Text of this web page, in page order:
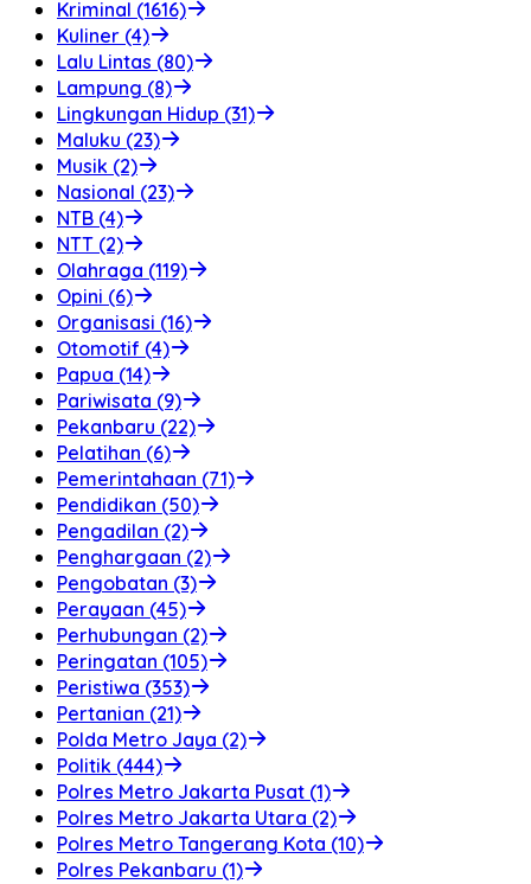
Kriminal (1616)
Kuliner (4)
Lalu Lintas (80)
Lampung (8)
Lingkungan Hidup (31)
Maluku (23)
Musik (2)
Nasional (23)
NTB (4)
NTT (2)
Olahraga (119)
Opini (6)
Organisasi (16)
Otomotif (4)
Papua (14)
Pariwisata (9)
Pekanbaru (22)
Pelatihan (6)
Pemerintahaan (71)
Pendidikan (50)
Pengadilan (2)
Penghargaan (2)
Pengobatan (3)
Perayaan (45)
Perhubungan (2)
Peringatan (105)
Peristiwa (353)
Pertanian (21)
Polda Metro Jaya (2)
Politik (444)
Polres Metro Jakarta Pusat (1)
Polres Metro Jakarta Utara (2)
Polres Metro Tangerang Kota (10)
Polres Pekanbaru (1)